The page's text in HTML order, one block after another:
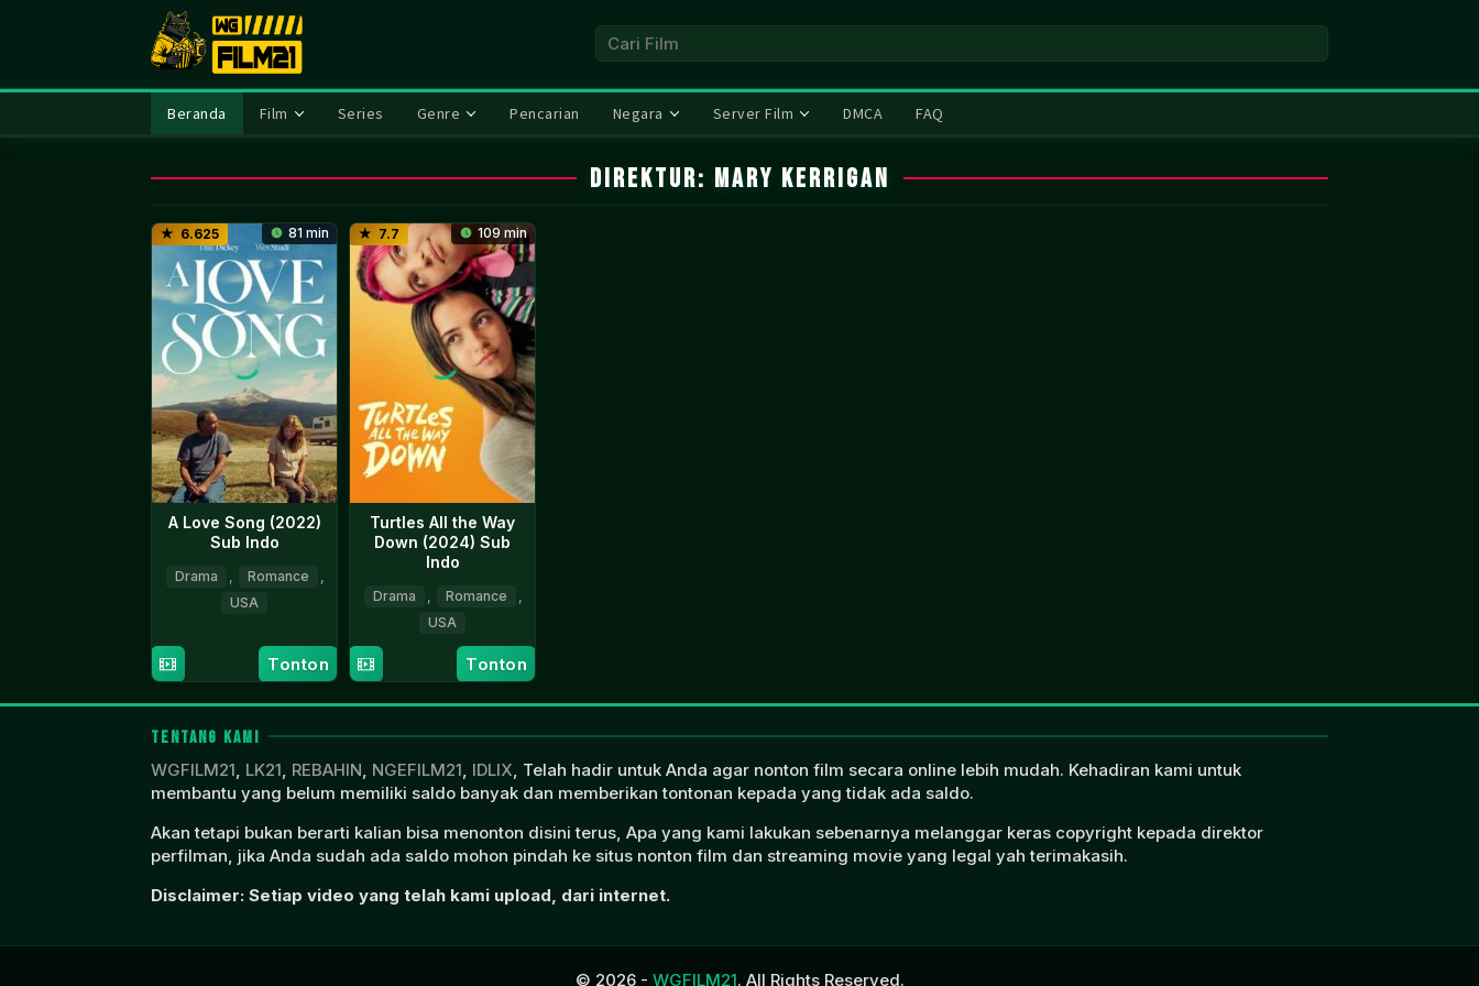
Beranda Film Series Genre Pencarian Negara Server Film DMCA FAQ
Direktur: Mary Kerrigan
6.625 81 min
A Love Song (2022)
Sub Indo
Drama , Romance
,
USA
29
Mary
Kerrigan
Tonton
7.7 109 min
Turtles All the Way
Down (2024) Sub
Indo
Drama , Romance
,
USA
Apr
2024
Mary
Kerrigan
Tonton
TENTANG KAMI
WGFILM21, LK21, REBAHIN, NGEFILM21, IDLIX, Telah hadir untuk Anda agar nonton film secara online lebih mudah. Kehadiran kami untuk
membantu yang belum memiliki saldo banyak dan memberikan tontonan kepada yang tidak ada saldo.
Akan tetapi bukan berarti kalian bisa menonton disini terus, Apa yang kami lakukan sebenarnya melanggar keras copyright kepada direktor
perfilman, jika Anda sudah ada saldo mohon pindah ke situs nonton film dan streaming movie yang legal yah terimakasih.
Disclaimer: Setiap video yang telah kami upload, dari internet.
© 2026 - WGFILM21. All Rights Reserved.